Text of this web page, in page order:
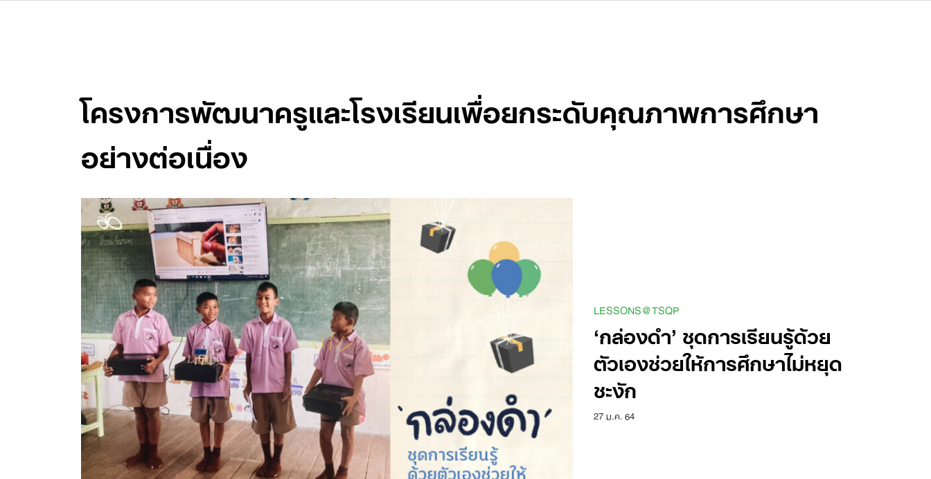
โครงการพัฒนาครูและโรงเรียนเพื่อยกระดับคุณภาพการศึกษา
อย่างต่อเนื่อง
LESSONS@TSQP
‘กล่องดำ’ ชุดการเรียนรู้ด้วย
ตัวเองช่วยให้การศึกษาไม่หยุด
ชะงัก
27 ม.ค. 64